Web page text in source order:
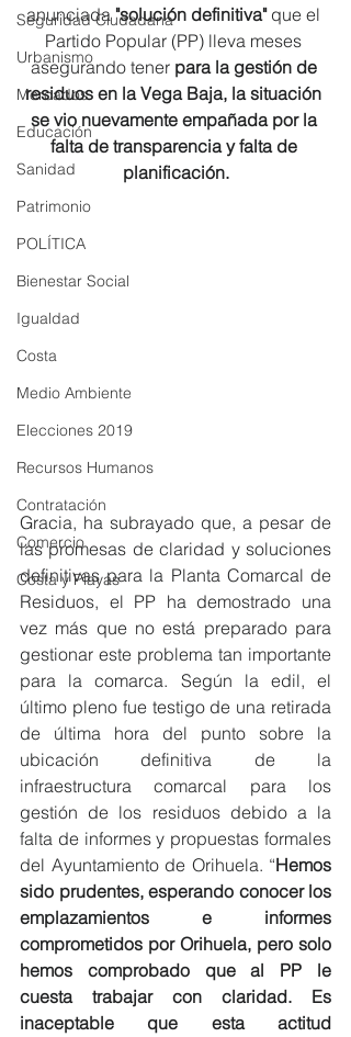
Seguridad Ciudadana
Urbanismo
Mercados
Educación
Sanidad
Patrimonio
POLÍTICA
Bienestar Social
Igualdad
Costa
Medio Ambiente
Elecciones 2019
Recursos Humanos
Contratación
Comercio
Costa y Playas
anunciada "solución definitiva" que el
Partido Popular (PP) lleva meses
asegurando tener para la gestión de
residuos en la Vega Baja, la situación
se vio nuevamente empañada por la
falta de transparencia y falta de
planificación.
Gracia, ha subrayado que, a pesar de
las promesas de claridad y soluciones
definitivas para la Planta Comarcal de
Residuos, el PP ha demostrado una
vez más que no está preparado para
gestionar este problema tan importante
para la comarca. Según la edil, el
último pleno fue testigo de una retirada
de última hora del punto sobre la
ubicación definitiva de la
infraestructura comarcal para los
gestión de los residuos debido a la
falta de informes y propuestas formales
del Ayuntamiento de Orihuela. “Hemos
sido prudentes, esperando conocer los
emplazamientos e informes
comprometidos por Orihuela, pero solo
hemos comprobado que al PP le
cuesta trabajar con claridad. Es
inaceptable que esta actitud